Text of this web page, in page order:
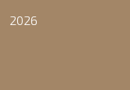
2026